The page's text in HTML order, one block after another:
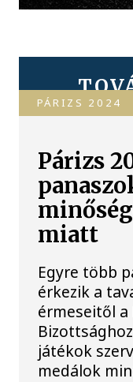
PÁRIZS 2024
Párizs
miatt
Egyre több
érkezik a
érmeseitől
játékok
medálok